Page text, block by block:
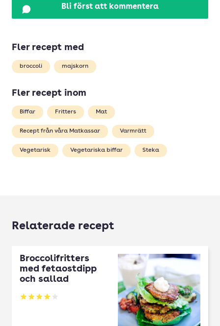
Bli först att kommentera
Fler recept med
broccoli majskorn
Fler recept inom
Biffar Fritters Mat
Recept från våra Matkassar Varmrätt
Vegetarisk Vegetariska biffar Steka
Relaterade recept
Broccolifritters
med fetaostdipp
och sallad
Betyg: 3.96 av 5